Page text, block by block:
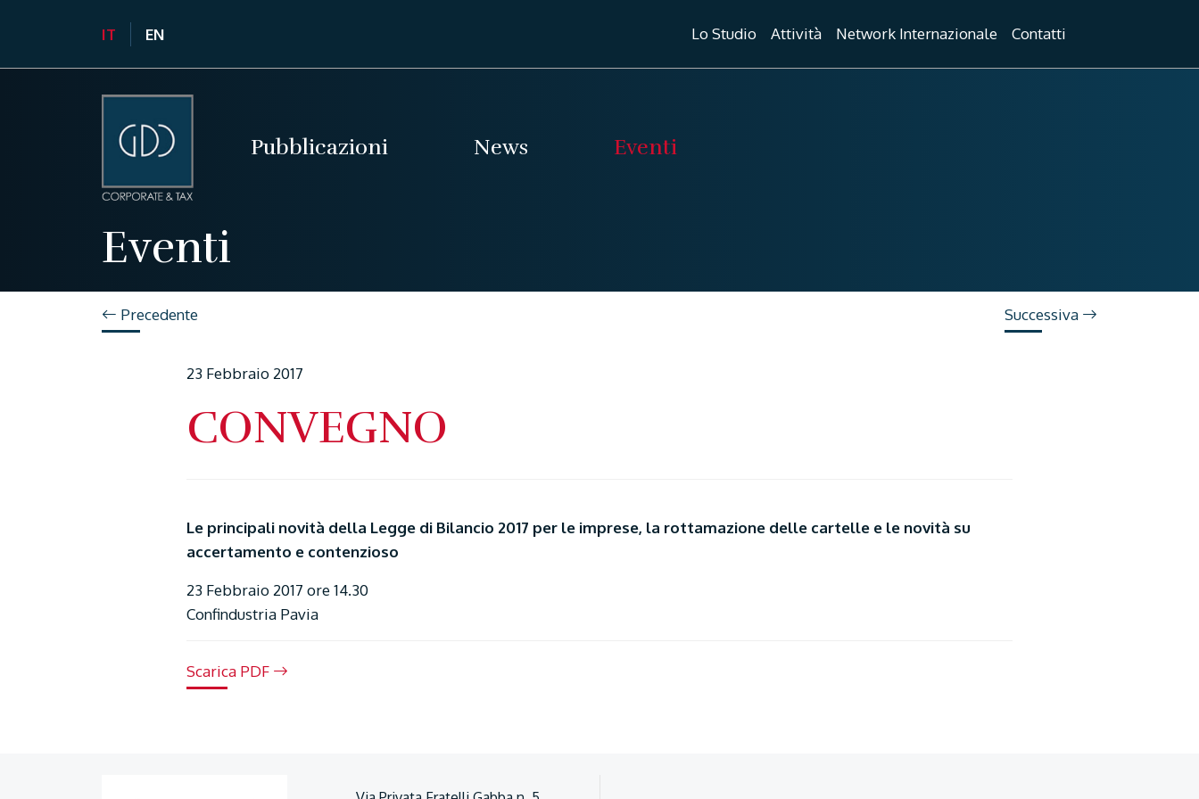
IT EN Lo Studio Attività Network Internazionale Contatti
Pubblicazioni News Eventi
Eventi
Precedente Successiva
23 Febbraio 2017
CONVEGNO
Le principali novità della Legge di Bilancio 2017 per le imprese, la rottamazione delle cartelle e le novità su
accertamento e contenzioso
23 Febbraio 2017 ore 14.30
Confindustria Pavia
Scarica PDF